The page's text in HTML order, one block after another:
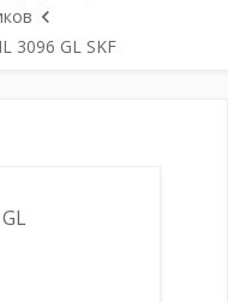
3096 GL SKF